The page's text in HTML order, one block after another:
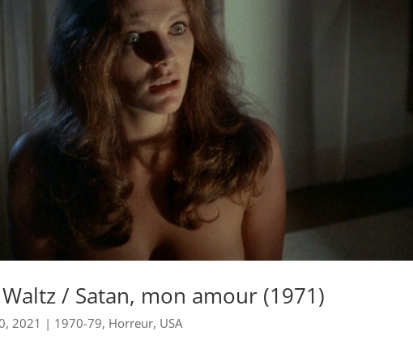
/ Satan, mon amour (1971)
2021 | 1970-79, Horreur, USA